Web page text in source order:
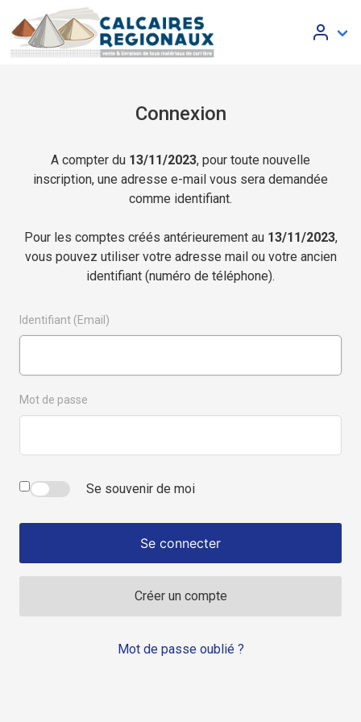
Connexion
A compter du 13/11/2023, pour toute nouvelle
inscription, une adresse e-mail vous sera demandée
comme identifiant.
Pour les comptes créés antérieurement au 13/11/2023,
vous pouvez utiliser votre adresse mail ou votre ancien
identifiant (numéro de téléphone).
Identifiant (Email)
Mot de passe
Se souvenir de moi
Se connecter
Créer un compte
Mot de passe oublié ?